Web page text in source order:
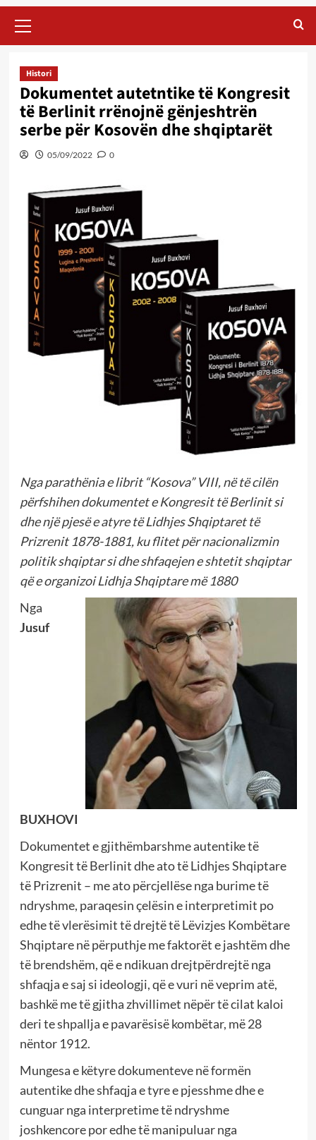
Menu
Histori
Dokumentet autetntike të Kongresit
të Berlinit rrënojnë gënjeshtrën
serbe për Kosovën dhe shqiptarët
05/09/2022 0
Nga parathënia e librit “Kosova” VIII, në të cilën
përfshihen dokumentet e Kongresit të Berlinit si
dhe një pjesë e atyre të Lidhjes Shqiptaret të
Prizrenit 1878-1881, ku flitet për nacionalizmin
politik shqiptar si dhe shfaqejen e shtetit shqiptar
që e organizoi Lidhja Shqiptare më 1880
Nga
Jusuf
BUXHOVI
Dokumentet e gjithëmbarshme autentike të
Kongresit të Berlinit dhe ato të Lidhjes Shqiptare
të Prizrenit – me ato përcjellëse nga burime të
ndryshme, paraqesin çelësin e interpretimit po
edhe të vlerësimit të drejtë të Lëvizjes Kombëtare
Shqiptare në përputhje me faktorët e jashtëm dhe
të brendshëm, që e ndikuan drejtpërdrejtë nga
shfaqja e saj si ideologji, që e vuri në veprim atë,
bashkë me të gjitha zhvillimet nëpër të cilat kaloi
deri te shpallja e pavarësisë kombëtar, më 28
nëntor 1912.
Mungesa e këtyre dokumenteve në formën
autentike dhe shfaqja e tyre e pjesshme dhe e
cunguar nga interpretime të ndryshme
joshkencore por edhe të manipuluar nga